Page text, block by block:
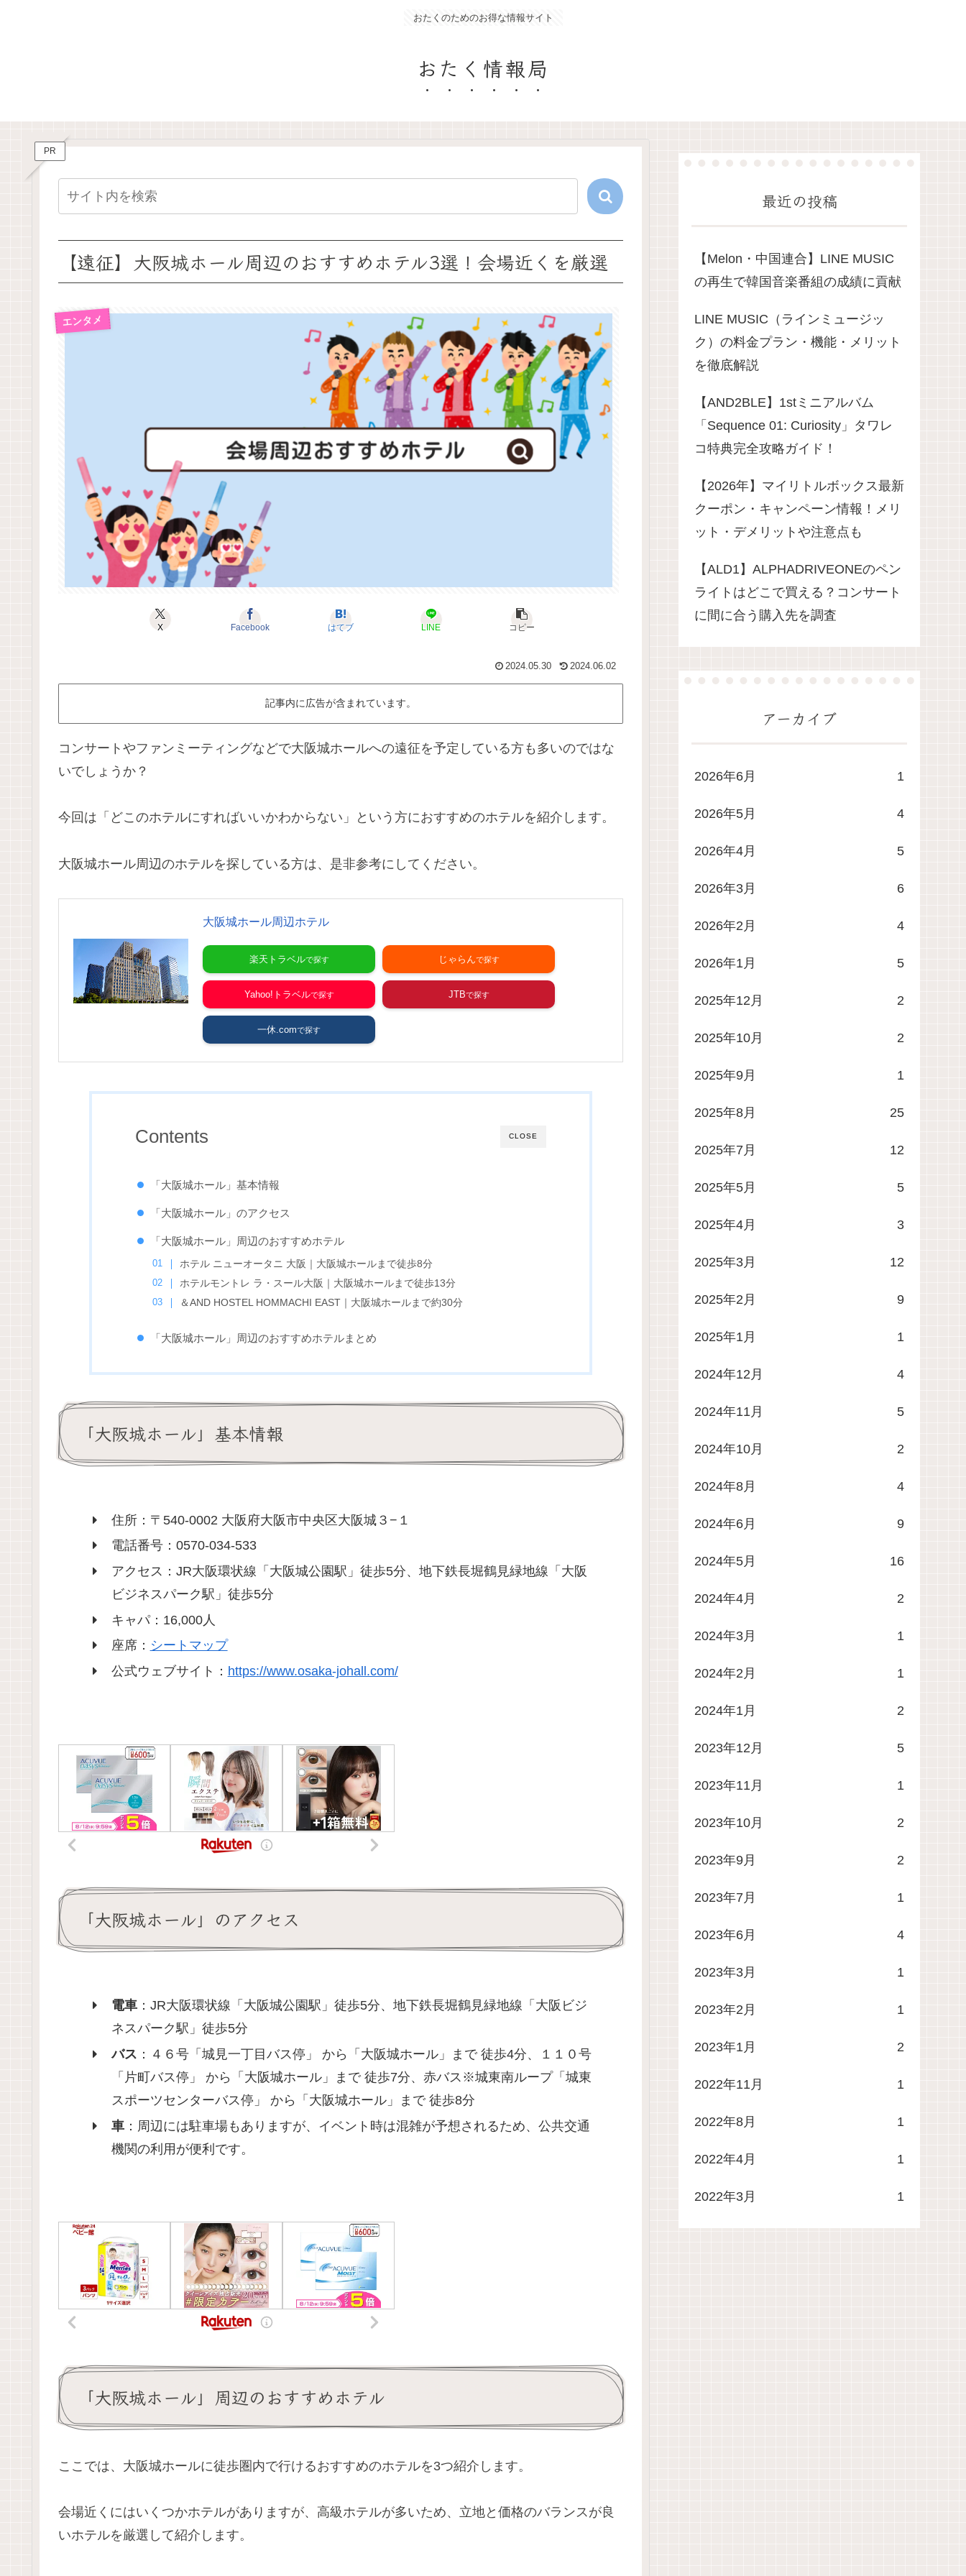
おたくのためのお得な情報サイト
おたく情報局
PR
【遠征】大阪城ホール周辺のおすすめホテル3選！会場近くを厳選
エンタメ
X Facebook はてブ LINE コピー
2024.05.30 2024.06.02
記事内に広告が含まれています。
コンサートやファンミーティングなどで大阪城ホールへの遠征を予定している方も多いのではな
いでしょうか？
今回は「どこのホテルにすればいいかわからない」という方におすすめのホテルを紹介します。
大阪城ホール周辺のホテルを探している方は、是非参考にしてください。
大阪城ホール周辺ホテル
楽天トラベル じゃらん
Yahoo!トラベル JTB
一休.com
CLOSE
Contents
「大阪城ホール」基本情報
「大阪城ホール」のアクセス
「大阪城ホール」周辺のおすすめホテル
ホテル ニューオータニ 大阪｜大阪城ホールまで徒歩8分
ホテルモントレ ラ・スール大阪｜大阪城ホールまで徒歩13分
＆AND HOSTEL HOMMACHI EAST｜大阪城ホールまで約30分
「大阪城ホール」周辺のおすすめホテルまとめ
「大阪城ホール」基本情報
住所：〒540-0002 大阪府大阪市中央区大阪城３−１
電話番号：0570-034-533
アクセス：JR大阪環状線「大阪城公園駅」徒歩5分、地下鉄長堀鶴見緑地線「大阪
ビジネスパーク駅」徒歩5分
キャパ：16,000人
座席： シートマップ
公式ウェブサイト： https://www.osaka-johall.com/
「大阪城ホール」のアクセス
電車：JR大阪環状線「大阪城公園駅」徒歩5分、地下鉄長堀鶴見緑地線「大阪ビジ
ネスパーク駅」徒歩5分
バス ：４６号「城見一丁目バス停」 から「大阪城ホール」まで 徒歩4分、１１０号
「片町バス停」 から「大阪城ホール」まで 徒歩7分、赤バス※城東南ループ「城東
スポーツセンターバス停」 から「大阪城ホール」まで 徒歩8分
車：周辺には駐車場もありますが、イベント時は混雑が予想されるため、公共交通
機関の利用が便利です。
「大阪城ホール」周辺のおすすめホテル
ここでは、大阪城ホールに徒歩圏内で行けるおすすめのホテルを3つ紹介します。
会場近くにはいくつかホテルがありますが、高級ホテルが多いため、立地と価格のバランスが良
いホテルを厳選して紹介します。
最近の投稿
​【Melon・中国連合】LINE MUSIC
の再生で韓国音楽番組の成績に貢献
LINE MUSIC（ラインミュージッ
ク）の料金プラン・機能・メリット
を徹底解説
​【AND2BLE】1stミニアルバム
「Sequence 01: Curiosity」タワレ
コ特典完全攻略ガイド！
【2026年】マイリトルボックス最新
クーポン・キャンペーン情報！メリ
ット・デメリットや注意点も
【ALD1】ALPHADRIVEONEのペン
ライトはどこで買える？コンサート
に間に合う購入先を調査
アーカイブ
2026年6月 1
2026年5月 4
2026年4月 5
2026年3月 6
2026年2月 4
2026年1月 5
2025年12月 2
2025年10月 2
2025年9月 1
2025年8月 25
2025年7月 12
2025年5月 5
2025年4月 3
2025年3月 12
2025年2月 9
2025年1月 1
2024年12月 4
2024年11月 5
2024年10月 2
2024年8月 4
2024年6月 9
2024年5月 16
2024年4月 2
2024年3月 1
2024年2月 1
2024年1月 2
2023年12月 5
2023年11月 1
2023年10月 2
2023年9月 2
2023年7月 1
2023年6月 4
2023年3月 1
2023年2月 1
2023年1月 2
2022年11月 1
2022年8月 1
2022年4月 1
2022年3月 1